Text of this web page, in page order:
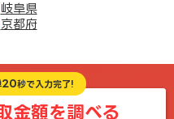
岐阜県
京都府
20秒で入力完了!
金額を調べる